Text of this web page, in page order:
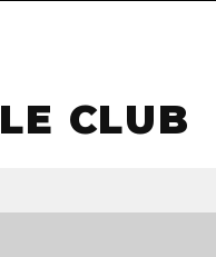
LE CLUB